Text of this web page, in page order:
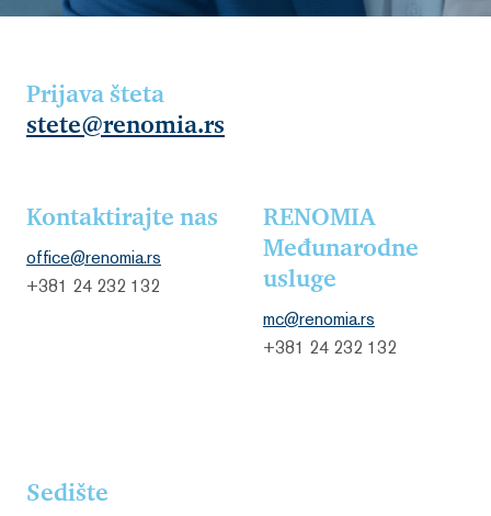
Prijava šteta
stete@renomia.rs
Kontaktirajte nas
office@renomia.rs
+381 24 232 132
RENOMIA
Međunarodne
usluge
mc@renomia.rs
+381 24 232 132
Sedište